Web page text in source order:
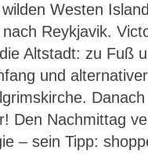
Westen
Reykjavik.
Altstadt: zu Fuß
und
Den Nachmittag
– sein Tipp: